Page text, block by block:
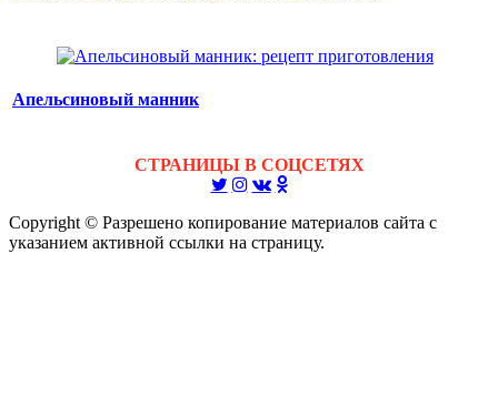
Апельсиновый манник
СТРАНИЦЫ В СОЦСЕТЯХ
Copyright © Разрешено копирование материалов сайта с
указанием активной ссылки на страницу.